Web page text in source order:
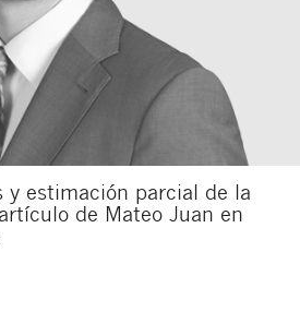
y estimación parcial de la
de Mateo Juan en